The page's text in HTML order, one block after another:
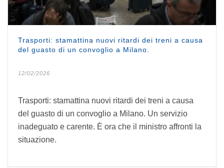
Trasporti: stamattina nuovi ritardi dei treni a causa
del guasto di un convoglio a Milano.
12/02/2026
Trasporti: stamattina nuovi ritardi dei treni a causa
del guasto di un convoglio a Milano. Un servizio
inadeguato e carente. È ora che il ministro affronti la
situazione.